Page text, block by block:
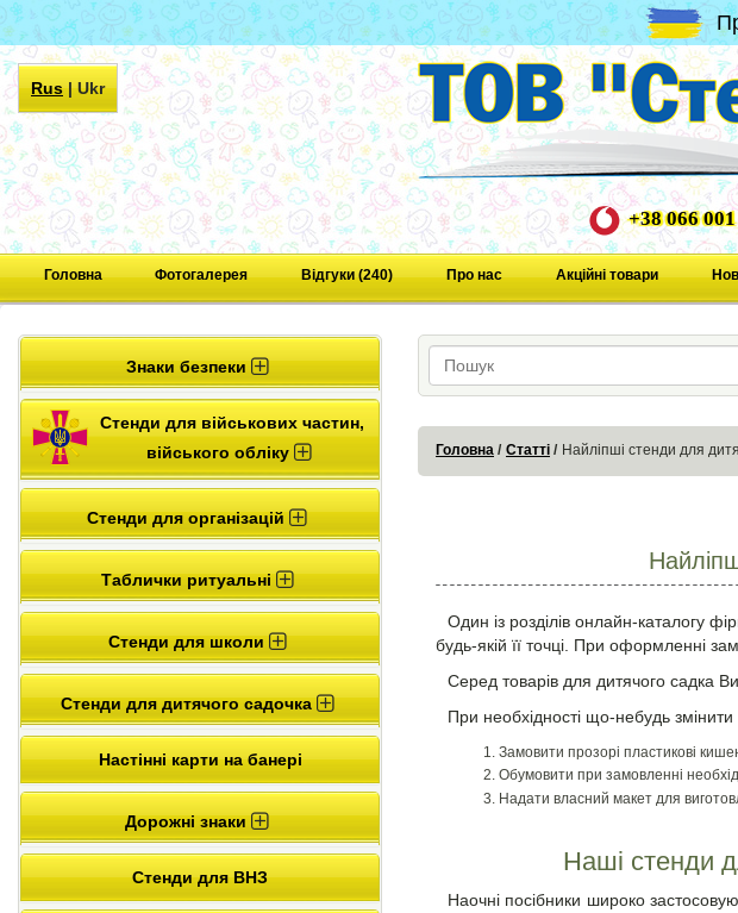
Rus|Ukr
+38 066
Головна Фотогалерея Відгуки (240) Про нас Акційні товари
Знаки безпеки
Стенди для військових частин,
війського обліку
Стенди для організацій
Таблички ритуальні
Стенди для школи
Стенди для дитячого садочка
Настінні карти на банері
Дорожні знаки
Стенди для ВНЗ
Головна Статті Найліпші стенди для
Один із розділів онлайн-каталогу
будь-якій її точці. При оформленні
Серед товарів для дитячого садка
При необхідності що-небудь
Замовити прозорі пластикові
Обумовити при замовленні
Надати власний макет для
Наші стенди
Наочні посібники широко